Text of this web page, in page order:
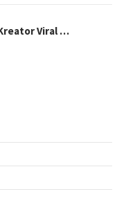
Viral …